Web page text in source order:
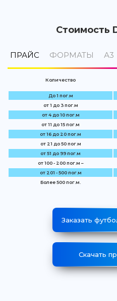
Стоимость
ПРАЙС ФОРМАТЫ А3
Количество
До 1 пог.м
от 1 до 3 пог.м
от 4 до 10 пог.м
от 11 до 15 пог.м
от 16 до 20 пог.м
от 21 до 50 пог.м
от 51 до 99 пог.м
от 100 - 200 пог.м –
от 201 - 500 пог.м
Более 500 пог.м.
Заказать
Скачать